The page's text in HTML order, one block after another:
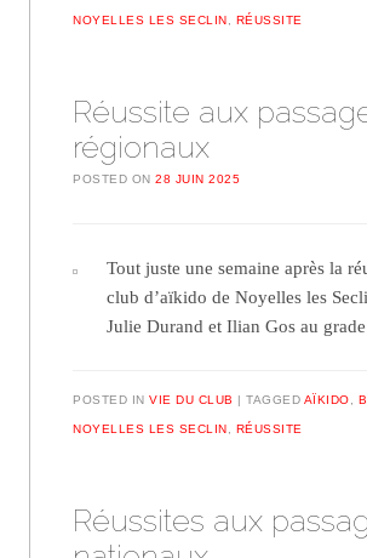
NOYELLES LES SECLIN , RÉUSSITE
Réussite aux
régionaux
POSTED ON28 JUIN 2025
Tout juste une semaine après la
club d’aïkido de Noyelles les
Julie Durand et Ilian Gos au
POSTED INVIE DU CLUB TAGGED AÏKIDO,
NOYELLES LES SECLIN, RÉUSSITE
Réussites aux